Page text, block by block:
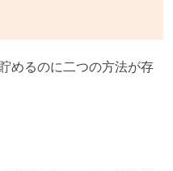
めるのに二つの方法が存